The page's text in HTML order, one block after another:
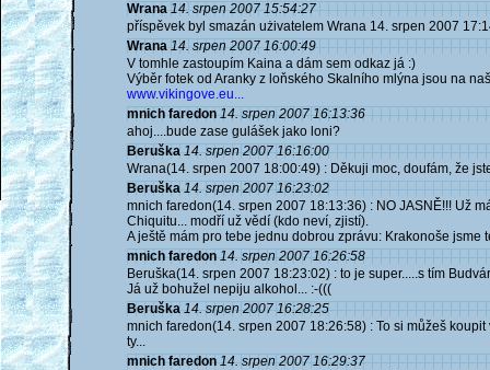
Wrana 14. srpen 2007 15:54:27
příspěvek byl smazán użivatelem Wrana 14. srpen 2007
Wrana 14. srpen 2007 16:00:49
V tomhle zastoupím Kaina a dám sem odkaz já :)
Výběr fotek od Aranky z loňského Skalního mlýna jsou na
www.vikingove.eu...
mnich faredon 14. srpen 2007 16:13:36
ahoj....bude zase gulášek jako loni?
Beruška 14. srpen 2007 16:16:00
Wrana(14. srpen 2007 18:00:49) : Děkuji moc, doufám, že
Beruška 14. srpen 2007 16:23:02
mnich faredon(14. srpen 2007 18:13:36) : NO JASNĚ!!! Už
Chiquitu... modří už vědí (kdo neví, zjistí).
A ještě mám pro tebe jednu dobrou zprávu: Krakonoše jsme
mnich faredon 14. srpen 2007 16:26:58
Beruška(14. srpen 2007 18:23:02) : to je super.....s tím
Já už bohužel nepiju alkohol... :-(((
Beruška 14. srpen 2007 16:28:25
mnich faredon(14. srpen 2007 18:26:58) : To si můžeš
ty...
mnich faredon 14. srpen 2007 16:29:37